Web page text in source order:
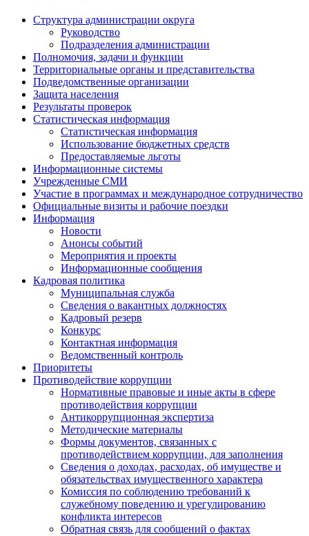
Структура администрации округа
Руководство
Подразделения администрации
Полномочия, задачи и функции
Территориальные органы и представительства
Подведомственные организации
Защита населения
Результаты проверок
Статистическая информация
Статистическая информация
Использование бюджетных средств
Предоставляемые льготы
Информационные системы
Учрежденные СМИ
Участие в программах и международное сотрудничество
Официальные визиты и рабочие поездки
Информация
Новости
Анонсы событий
Мероприятия и проекты
Информационные сообщения
Кадровая политика
Муниципальная служба
Сведения о вакантных должностях
Кадровый резерв
Конкурс
Контактная информация
Ведомственный контроль
Приоритеты
Противодействие коррупции
Нормативные правовые и иные акты в сфере
противодействия коррупции
Антикоррупционная экспертиза
Методические материалы
Формы документов, связанных с
противодействием коррупции, для заполнения
Сведения о доходах, расходах, об имуществе и
обязательствах имущественного характера
Комиссия по соблюдению требований к
служебному поведению и урегулированию
конфликта интересов
Обратная связь для сообщений о фактах